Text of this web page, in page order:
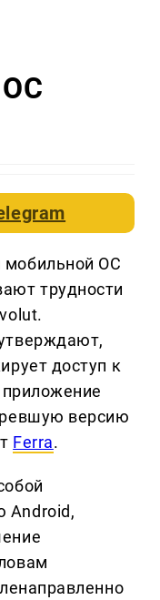
ОС
мобильной ОС
трудности
доступ к
приложение
версию
Ferra.
Android,